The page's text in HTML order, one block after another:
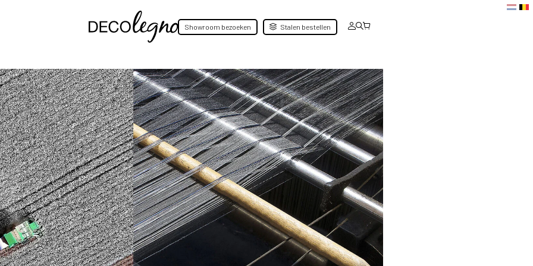
Showroom bezoeken Stalen bestellen